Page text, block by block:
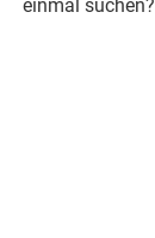
einmal suchen?